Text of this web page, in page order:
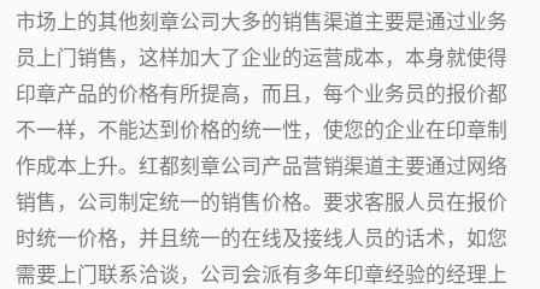
市场上的其他刻章公司大多的销售渠道主要是通过业务
员上门销售，这样加大了企业的运营成本，本身就使得
印章产品的价格有所提高，而且，每个业务员的报价都
不一样，不能达到价格的统一性，使您的企业在印章制
作成本上升。红都刻章公司产品营销渠道主要通过网络
销售，公司制定统一的销售价格。要求客服人员在报价
时统一价格，并且统一的在线及接线人员的话术，如您
需要上门联系洽谈，公司会派有多年印章经验的经理上